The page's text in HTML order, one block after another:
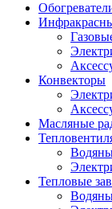
Конвекторы
Масляные
Тепловые